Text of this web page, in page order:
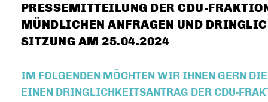
PRESSEMITTEILUNG DER CDU-
MÜNDLICHEN ANFRAGEN UND
SITZUNG AM 25.04.2024
IM FOLGENDEN MÖCHTEN WIR IHNEN GERN
EINEN DRINGLICHKEITSANTRAG DER CDU-